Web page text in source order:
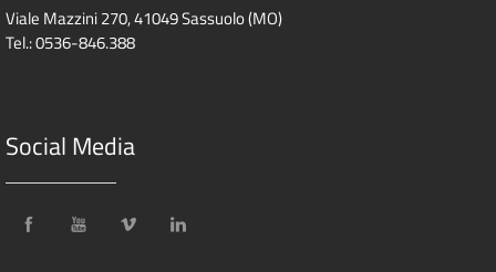
Viale Mazzini 270, 41049 Sassuolo (MO)
Tel.: 0536-846.388
Social Media